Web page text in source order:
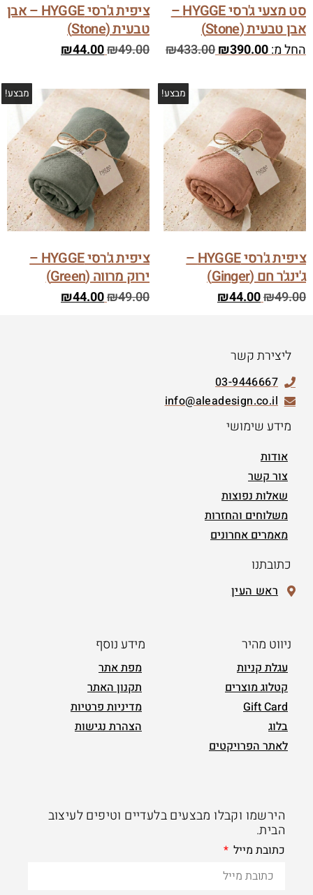
סט מצעי ג'רסי HYGGE –
אבן טבעית (Stone)
החל מ: ₪390.00
₪433.00
ציפית ג'רסי HYGGE – אבן
טבעית (Stone)
₪49.00
₪44.00
מבצע!
ציפית ג'רסי HYGGE –
ג'ינג'ר חם (Ginger)
₪49.00
₪44.00
מבצע!
ציפית ג'רסי HYGGE –
ירוק מרווה (Green)
₪49.00
₪44.00
ליצירת קשר
03-9446667
info@aleadesign.co.il
מידע שימושי
אודות
צור קשר
שאלות נפוצות
משלוחים והחזרות
מאמרים אחרונים
כתובתנו
ראש העין
ניווט מהיר
עגלת קניות
קטלוג מוצרים
Gift Card
בלוג
לאתר הפרויקטים
מידע נוסף
מפת אתר
תקנון האתר
מדיניות פרטיות
הצהרת נגישות
הירשמו וקבלו מבצעים בלעדיים וטיפים לעיצוב
הבית.
כתובת מייל